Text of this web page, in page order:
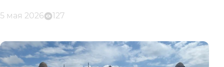
5 мая 2026 127